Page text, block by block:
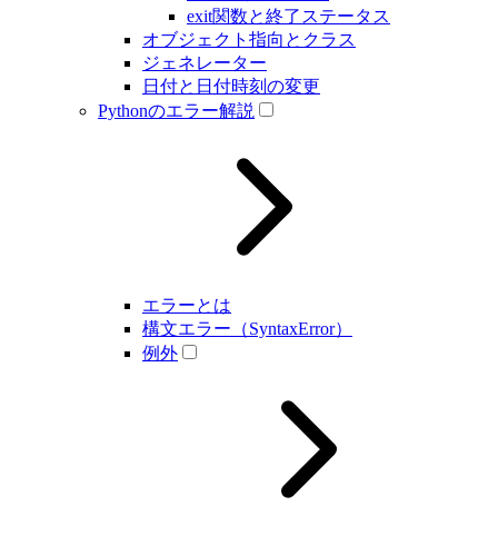
exit関数と終了ステータス
オブジェクト指向とクラス
ジェネレーター
日付と日付時刻の変更
Pythonのエラー解説
エラーとは
構文エラー（SyntaxError）
例外